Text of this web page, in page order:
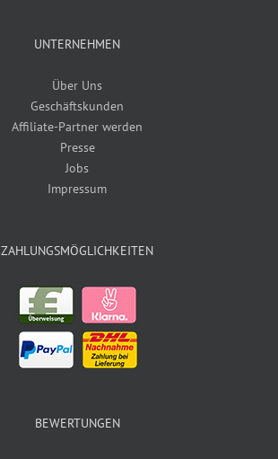
UNTERNEHMEN
Über Uns
Geschäftskunden
Affiliate-Partner werden
Presse
Jobs
Impressum
ZAHLUNGSMÖGLICHKEITEN
BEWERTUNGEN